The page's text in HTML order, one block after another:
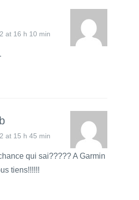
at 16 h 10 min
at 15 h 45 min
qui sai????? A Garmin
tiens!!!!!!